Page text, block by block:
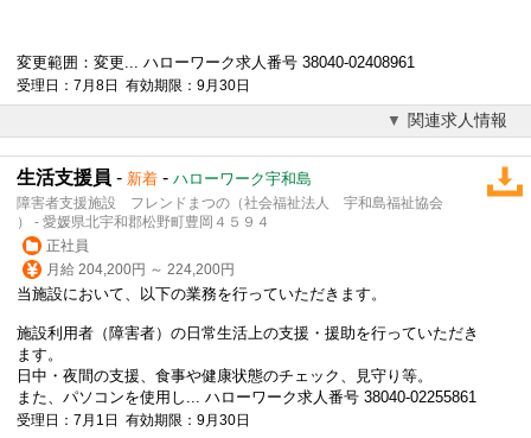
変更範囲：変更... ハローワーク求人番号 38040-02408961
受理日：7月8日 有効期限：9月30日
関連求人情報
生活支援員 - 新着 - ハローワーク宇和島
障害者支援施設 フレンドまつの（社会福祉法人 宇和島福祉協会
） - 愛媛県北宇和郡松野町豊岡４５９４
正社員
月給 204,200円 ～ 224,200円
当施設において、以下の業務を行っていただきます。
施設利用者（障害者）の日常生活上の支援・援助を行っていただき
ます。
日中・夜間の支援、食事や健康状態のチェック、見守り等。
また、パソコンを使用し... ハローワーク求人番号 38040-02255861
受理日：7月1日 有効期限：9月30日